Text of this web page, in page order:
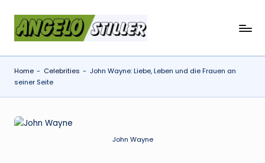
a
n
g
e
l
Home - Celebrities - John Wayne: Liebe, Leben und die Frauen an
seiner Seite
John Wayne